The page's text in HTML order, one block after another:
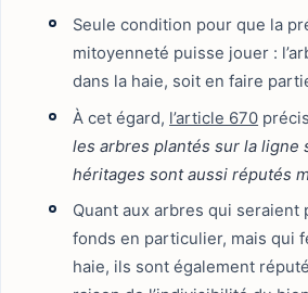
Seule condition pour que la
mitoyenneté puisse jouer :
dans la haie, soit en faire
À cet égard, l’article 670
les arbres plantés sur la ligne
héritages sont aussi réputés
Quant aux arbres qui seraient
fonds en particulier, mais qui
haie, ils sont également